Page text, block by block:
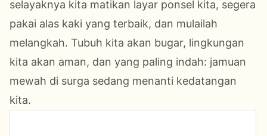
selayaknya kita matikan layar ponsel kita, segera
pakai alas kaki yang terbaik, dan mulailah
melangkah. Tubuh kita akan bugar, lingkungan
kita akan aman, dan yang paling indah: jamuan
mewah di surga sedang menanti kedatangan
kita.